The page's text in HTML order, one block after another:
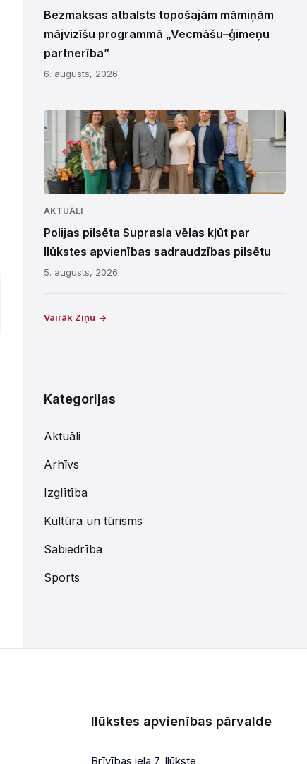
Bezmaksas atbalsts topošajām māmiņām
mājvizīšu programmā „Vecmāšu–ģimeņu
partnerība”
6. augusts, 2026.
AKTUĀLI
Polijas pilsēta Suprasla vēlas kļūt par
Ilūkstes apvienības sadraudzības pilsētu
5. augusts, 2026.
Vairāk Ziņu
Kategorijas
Aktuāli
Arhīvs
Izglītība
Kultūra un tūrisms
Sabiedrība
Sports
Ilūkstes apvienības pārvalde
Brīvības iela 7, Ilūkste,